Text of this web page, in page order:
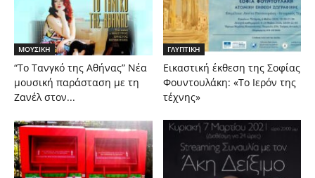
ΜΟΥΣΙΚΗ
“Το Τανγκό της Αθήνας” Νέα
μουσική παράσταση με τη
Ζανέλ στον...
ΓΛΥΠΤΙΚΗ
Εικαστική έκθεση της Σοφίας
Φουντουλάκη: «Το Ιερόν της
τέχνης»